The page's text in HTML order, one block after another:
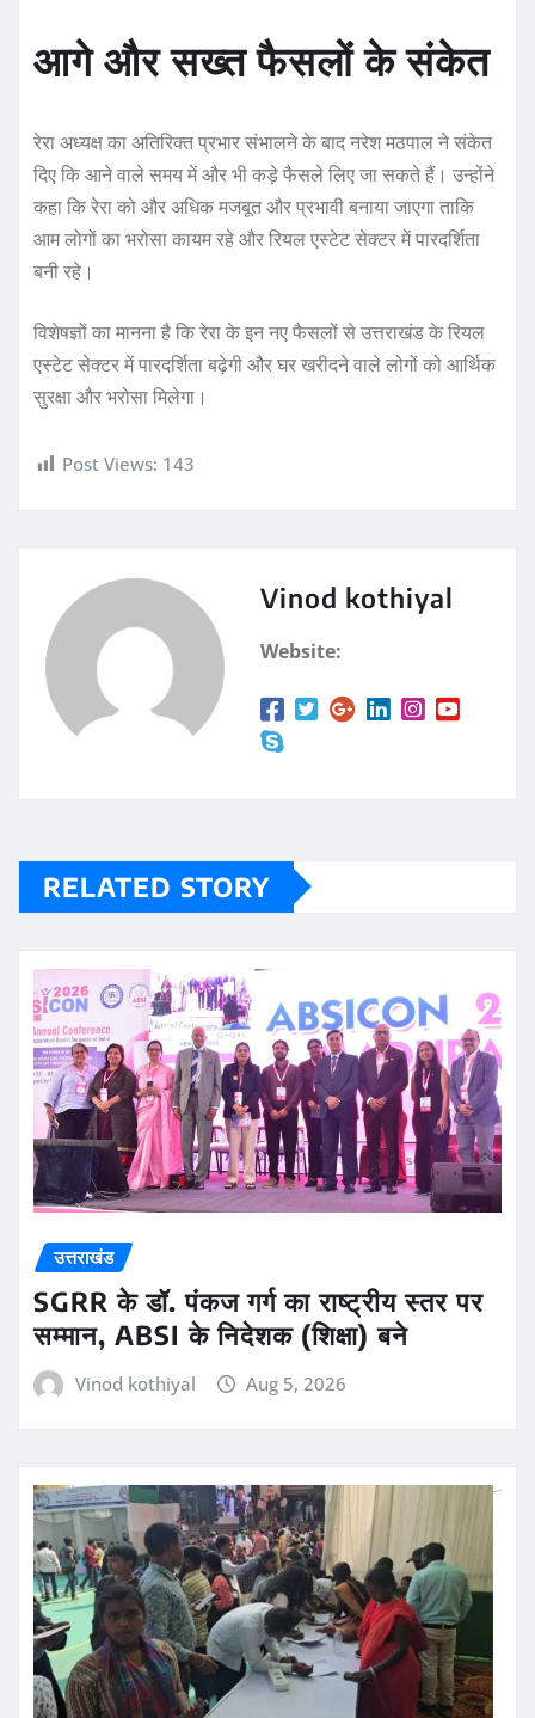
आगे और सख्त फैसलों के संकेत
रेरा अध्यक्ष का अतिरिक्त प्रभार संभालने के बाद नरेश मठपाल ने संकेत
दिए कि आने वाले समय में और भी कड़े फैसले लिए जा सकते हैं। उन्होंने
कहा कि रेरा को और अधिक मजबूत और प्रभावी बनाया जाएगा ताकि
आम लोगों का भरोसा कायम रहे और रियल एस्टेट सेक्टर में पारदर्शिता
बनी रहे।
विशेषज्ञों का मानना है कि रेरा के इन नए फैसलों से उत्तराखंड के रियल
एस्टेट सेक्टर में पारदर्शिता बढ़ेगी और घर खरीदने वाले लोगों को आर्थिक
सुरक्षा और भरोसा मिलेगा।
Post Views: 143
Vinod kothiyal
Website:
RELATED STORY
उत्तराखंड
SGRR के डॉ. पंकज गर्ग का राष्ट्रीय स्तर पर
सम्मान, ABSI के निदेशक (शिक्षा) बने
Vinod kothiyal Aug 5, 2026